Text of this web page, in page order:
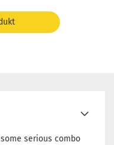
serious combo